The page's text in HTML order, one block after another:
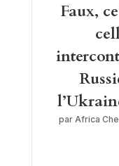
Faux,
par Africa